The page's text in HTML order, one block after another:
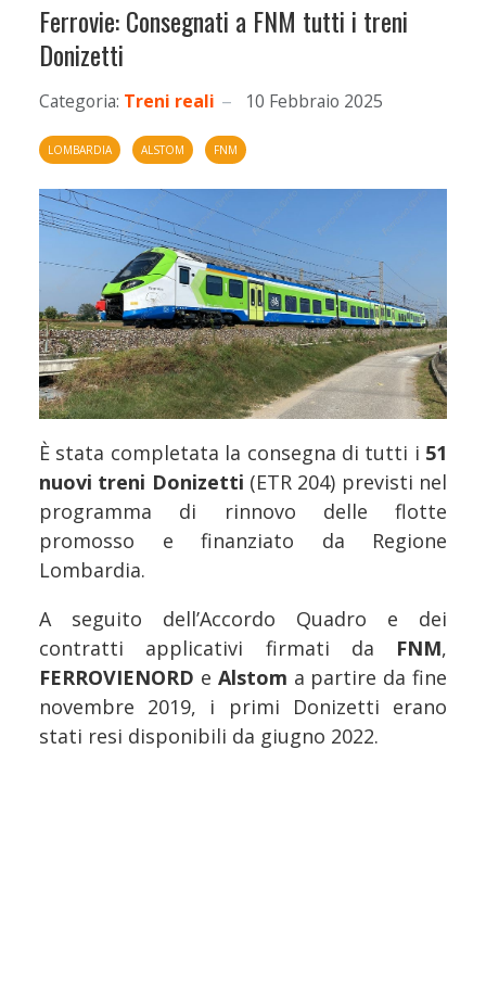
Ferrovie: Consegnati a FNM tutti i treni
Donizetti
Categoria: Treni reali 10 Febbraio 2025
LOMBARDIA ALSTOM FNM
È stata completata la consegna di tutti i 51
nuovi treni Donizetti (ETR 204) previsti nel
programma di rinnovo delle flotte
promosso e finanziato da Regione
Lombardia.
A seguito dell’Accordo Quadro e dei
contratti applicativi firmati da FNM,
FERROVIENORD e Alstom a partire da fine
novembre 2019, i primi Donizetti erano
stati resi disponibili da giugno 2022.